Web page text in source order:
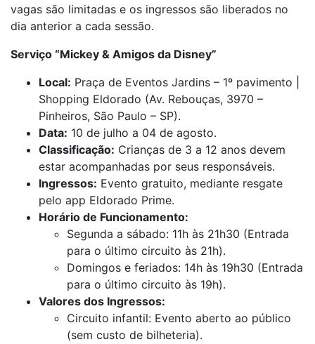
vagas são limitadas e os ingressos são liberados no
dia anterior a cada sessão.
Serviço “Mickey & Amigos da Disney”
Local: Praça de Eventos Jardins – 1º pavimento |
Shopping Eldorado (Av. Rebouças, 3970 –
Pinheiros, São Paulo – SP).
Data: 10 de julho a 04 de agosto.
Classificação: Crianças de 3 a 12 anos devem
estar acompanhadas por seus responsáveis.
Ingressos: Evento gratuito, mediante resgate
pelo app Eldorado Prime.
Horário de Funcionamento:
Segunda a sábado: 11h às 21h30 (Entrada
para o último circuito às 21h).
Domingos e feriados: 14h às 19h30 (Entrada
para o último circuito às 19h).
Valores dos Ingressos:
Circuito infantil: Evento aberto ao público
(sem custo de bilheteria).